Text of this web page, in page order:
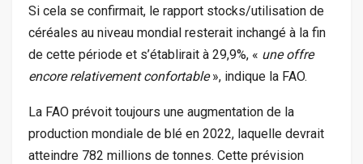
Si cela se confirmait, le rapport stocks/utilisation de
céréales au niveau mondial resterait inchangé à la fin
de cette période et s’établirait à 29,9%, « une offre
encore relativement confortable», indique la FAO.
La FAO prévoit toujours une augmentation de la
production mondiale de blé en 2022, laquelle devrait
atteindre 782 millions de tonnes. Cette prévision